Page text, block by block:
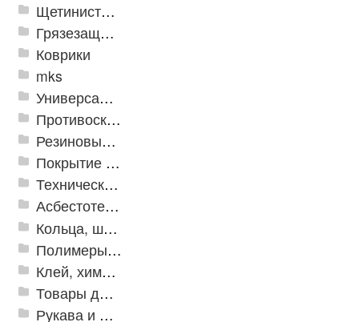
Щетинистые покрытия
Грязезащитные, влаговпитывающие покрытия
Коврики
mks
Универсальные модульные покрытия
Противоскользящая защита для лестниц, профили, ленты
Резиновые и ПВХ дорожки
Покрытие из резиновой крошки
Техническая резина
Асбестотехнические и теплоизоляционные материалы
Кольца, шайбы, манжеты
Полимеры и пластики
Клей, химия, сопутствующие товары
Товары для дома
Рукава и шланги промышленные